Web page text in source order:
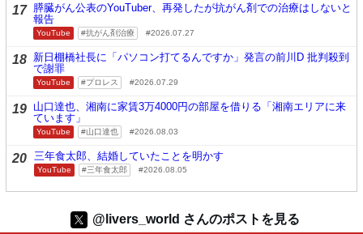
17 膵臓がん公表のYouTuber、再発したが抗がん剤での治療はしないと
報告
YouTube 抗がん剤治療 2026.07.27
18 新日棚橋社長に「パソコン打てるんですか」発言の前川D 批判殺到
で謝罪
YouTube プロレス 2026.07.29
19 山口達也、湘南に家賃3万4000円の部屋を借りる「湘南エリアに来
ています」
YouTube 山口達也 2026.08.03
20 三年食太郎、結婚していたことを明かす
YouTube 三年食太郎 2026.08.05
@livers_world さんのポストを見る